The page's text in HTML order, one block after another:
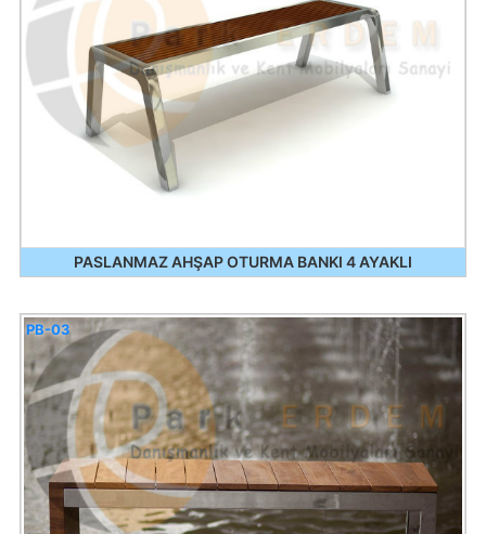
PASLANMAZ AHŞAP OTURMA BANKI 4 AYAKLI
PB-03